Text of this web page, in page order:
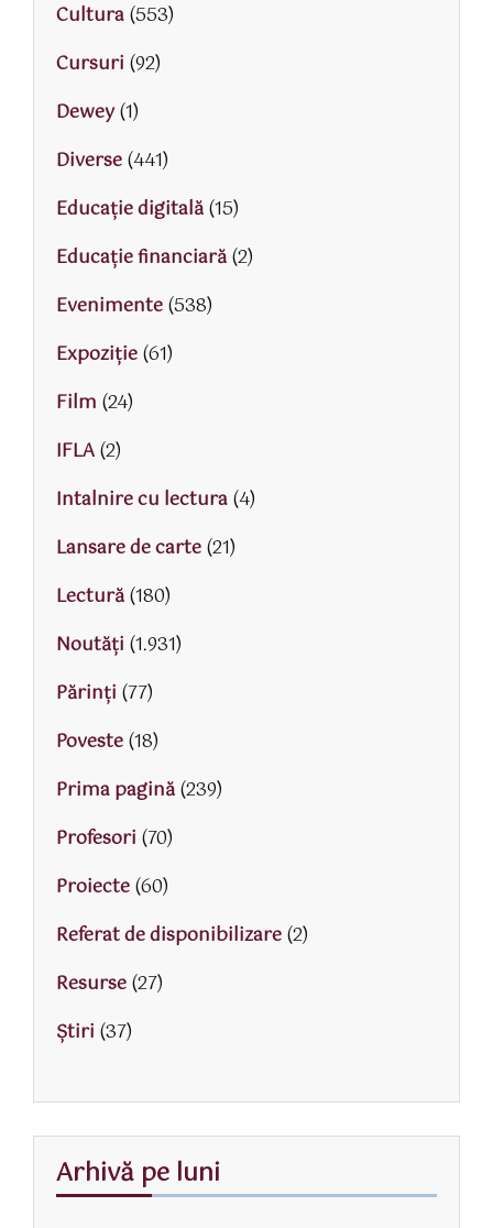
Cultura(553)
Cursuri (92)
Dewey(1)
Diverse(441)
Educaţie digitală(15)
Educaţie financiară(2)
Evenimente(538)
Expoziție(61)
Film (24)
IFLA(2)
Intalnire cu lectura(4)
Lansare de carte(21)
Lectură(180)
Noutăți (1.931)
Părinţi (77)
Poveste(18)
Prima pagină(239)
Profesori (70)
Proiecte(60)
Referat de disponibilizare(2)
Resurse(27)
Știri (37)
Arhivă pe luni